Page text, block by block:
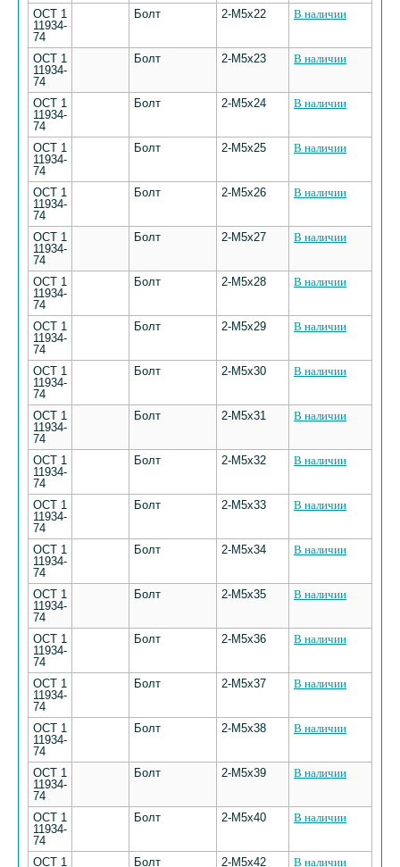
ОСТ 1
11934-
74
Болт 2-М5х22 В наличии
ОСТ 1
11934-
74
Болт 2-М5х23 В наличии
ОСТ 1
11934-
74
Болт 2-М5х24 В наличии
ОСТ 1
11934-
74
Болт 2-М5х25 В наличии
ОСТ 1
11934-
74
Болт 2-М5х26 В наличии
ОСТ 1
11934-
74
Болт 2-М5х27 В наличии
ОСТ 1
11934-
74
Болт 2-М5х28 В наличии
ОСТ 1
11934-
74
Болт 2-М5х29 В наличии
ОСТ 1
11934-
74
Болт 2-М5х30 В наличии
ОСТ 1
11934-
74
Болт 2-М5х31 В наличии
ОСТ 1
11934-
74
Болт 2-М5х32 В наличии
ОСТ 1
11934-
74
Болт 2-М5х33 В наличии
ОСТ 1
11934-
74
Болт 2-М5х34 В наличии
ОСТ 1
11934-
74
Болт 2-М5х35 В наличии
ОСТ 1
11934-
74
Болт 2-М5х36 В наличии
ОСТ 1
11934-
74
Болт 2-М5х37 В наличии
ОСТ 1
11934-
74
Болт 2-М5х38 В наличии
ОСТ 1
11934-
74
Болт 2-М5х39 В наличии
ОСТ 1
11934-
74
Болт 2-М5х40 В наличии
ОСТ 1
Болт 2-М5х42 В наличии